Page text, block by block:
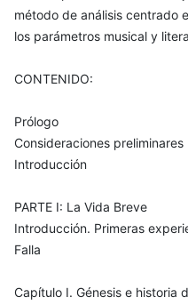
método de análisis centrado
los parámetros musical y
CONTENIDO:
Prólogo
Consideraciones preliminares
Introducción
PARTE I: La Vida Breve
Introducción. Primeras
Falla
Capítulo I. Génesis e historia